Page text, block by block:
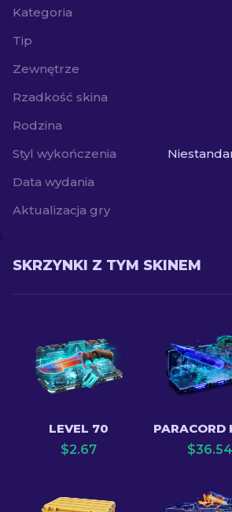
Kategoria
Tip
Zewnętrze
Rzadkość skina
Rodzina
Styl wykończenia
Data wydania
Aktualizacja gry
SKRZYNKI Z TYM SKINEM
LEVEL 70
$2.67
PARACORD
$36.54